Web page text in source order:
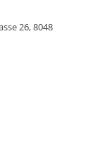
26, 8048